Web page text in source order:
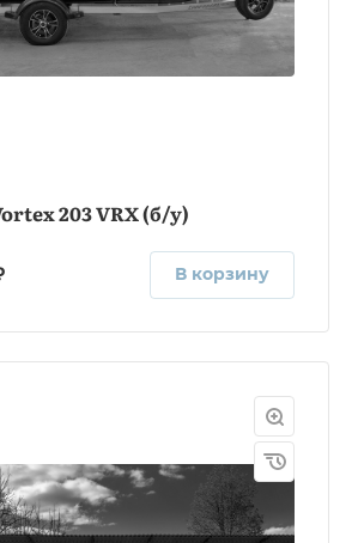
203 VRX (б/у)
В корзину